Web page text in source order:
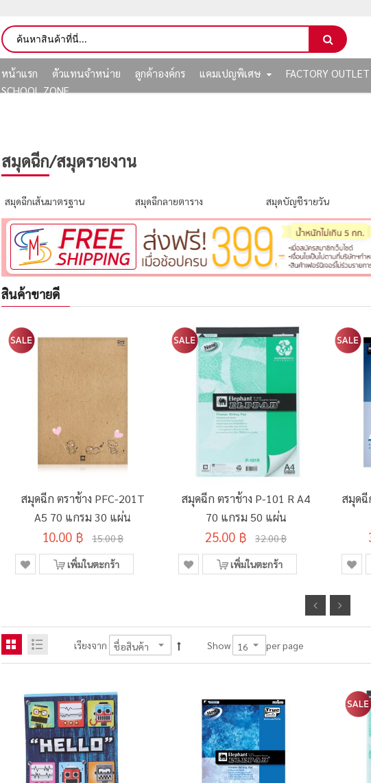
หน้าแรก ตัวแทนจำหน่าย ลูกค้าองค์กร แคมเปญพิเศษ FACTORY OUTLET
SCHOOL ZONE
สมุดฉีก/สมุดรายงาน
สมุดฉีกเส้นมาตรฐาน สมุดฉีกลายตาราง สมุดบัญชีรายวัน
สินค้าขายดี
สมุดฉีก ตราช้าง PFC-201T
A5 70 แกรม 30 แผ่น
10.00 ฿ 15.00 ฿
เพิ่มในตะกร้า
สมุดฉีก ตราช้าง P-101 R A4
70 แกรม 50 แผ่น
25.00 ฿ 32.00 ฿
เพิ่มในตะกร้า
สมุดฉี
เรียงจาก Show per page